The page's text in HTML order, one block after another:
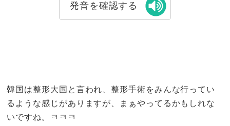
発音を確認する
韓国は整形大国と言われ、整形手術をみんな行ってい
るような感じがありますが、まぁやってるかもしれな
いですね。ㅋㅋㅋ